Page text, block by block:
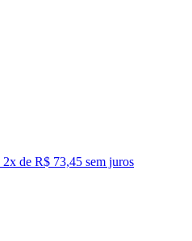
2x de R$ 73,45 sem juros